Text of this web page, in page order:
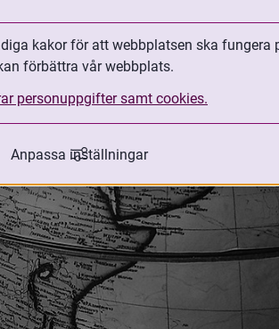
kakor för att webbplatsen ska fungera
förbättra vår webbplats.
personuppgifter samt cookies.
Anpassa inställningar